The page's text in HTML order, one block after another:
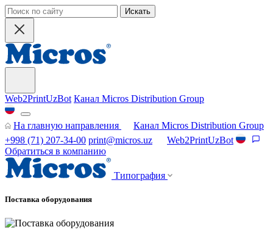
Искать
Web2PrintUzBot Канал Micros Distribution Group
На главную направления
Канал Micros Distribution Group
+998 (71) 207-34-00 print@micros.uz
Web2PrintUzBot
Обратиться в компанию
Типография
Поставка оборудования